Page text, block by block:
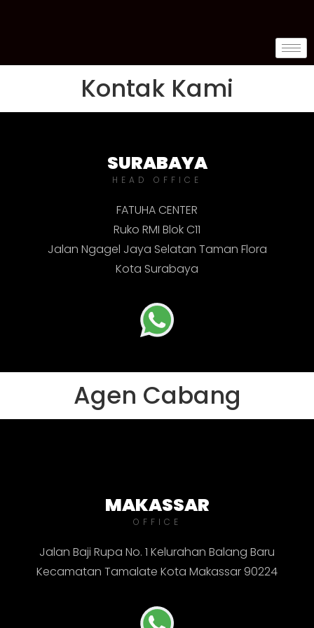
Kontak Kami
SURABAYA
HEAD OFFICE
FATUHA CENTER
Ruko RMI Blok C11
Jalan Ngagel Jaya Selatan Taman Flora
Kota Surabaya
Agen Cabang
MAKASSAR
OFFICE
Jalan Baji Rupa No. 1 Kelurahan Balang Baru
Kecamatan Tamalate Kota Makassar 90224